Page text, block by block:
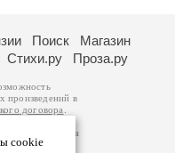
cookie
Поиск
Магазин
Стихи.ру Проза.ру
произведений в
договора
авторам
возможна
можете